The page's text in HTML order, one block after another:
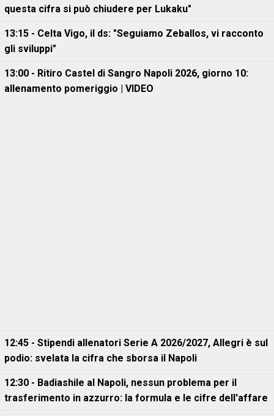
questa cifra si può chiudere per Lukaku"
13:15 - Celta Vigo, il ds: "Seguiamo Zeballos, vi racconto
gli sviluppi"
13:00 - Ritiro Castel di Sangro Napoli 2026, giorno 10:
allenamento pomeriggio | VIDEO
12:45 - Stipendi allenatori Serie A 2026/2027, Allegri è sul
podio: svelata la cifra che sborsa il Napoli
12:30 - Badiashile al Napoli, nessun problema per il
trasferimento in azzurro: la formula e le cifre dell'affare